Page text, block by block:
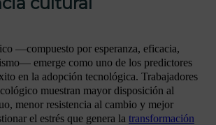
—compuesto por esperanza, eficacia,
emerge como uno de los predictores
en la adopción tecnológica. Trabajadores
muestran mayor disposición al
menor resistencia al cambio y mejor
el estrés que genera la transformación